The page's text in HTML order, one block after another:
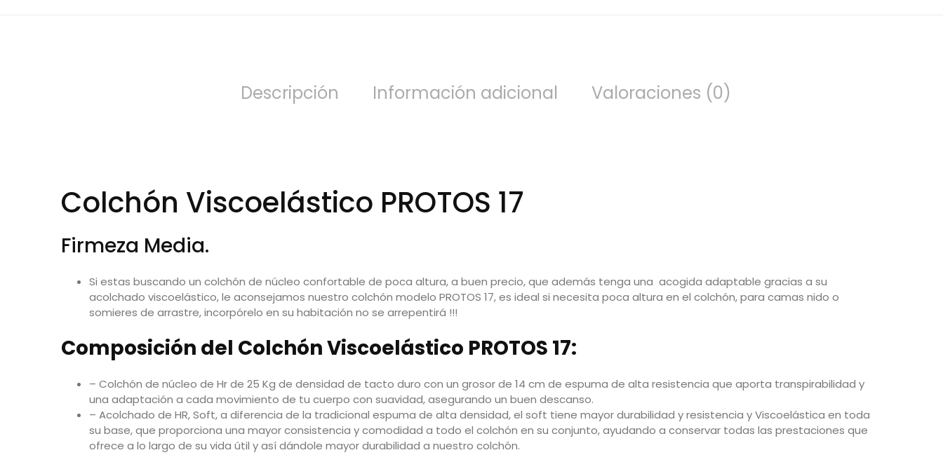
Descripción Información adicional Valoraciones (0)
Colchón Viscoelástico PROTOS 17
Firmeza Media.
Si estas buscando un colchón de núcleo confortable de poca altura, a buen precio, que además tenga una acogida adaptable gracias a su
acolchado viscoelástico, le aconsejamos nuestro colchón modelo PROTOS 17, es ideal si necesita poca altura en el colchón, para camas nido o
somieres de arrastre, incorpórelo en su habitación no se arrepentirá !!!
Composición del Colchón Viscoelástico PROTOS 17:
– Colchón de núcleo de Hr de 25 Kg de densidad de tacto duro con un grosor de 14 cm de espuma de alta resistencia que aporta transpirabilidad y
una adaptación a cada movimiento de tu cuerpo con suavidad, asegurando un buen descanso.
– Acolchado de HR, Soft, a diferencia de la tradicional espuma de alta densidad, el soft tiene mayor durabilidad y resistencia y Viscoelástica en toda
su base, que proporciona una mayor consistencia y comodidad a todo el colchón en su conjunto, ayudando a conservar todas las prestaciones que
ofrece a lo largo de su vida útil y así dándole mayor durabilidad a nuestro colchón.